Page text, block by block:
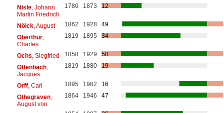
Nisle, Johann
Martin Friedrich
1780 1873 12
Nölck, August 1862 1928
49
Oberthür,
Charles
1819 1895 34
Ochs , Siegfried 1858 1929
50
Offenbach,
Jacques
1819 1880 19
Orff, Carl 1895 1982
16
Othegraven,
August von
1864 1946 47